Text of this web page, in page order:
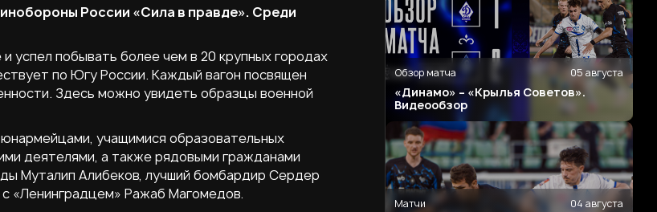
России «Сила в правде». Среди
успел побывать более чем в 20 крупных городах
по Югу России. Каждый вагон посвящен
Здесь можно увидеть образцы военной
учащимися образовательных
деятелями, а также рядовыми гражданами
Муталип Алибеков, лучший бомбардир Сердер
«Ленинградцем» Ражаб Магомедов.
Обзор матча 05 августа
«Динамо» – «Крылья Советов».
Видеообзор
Матчи 04 августа